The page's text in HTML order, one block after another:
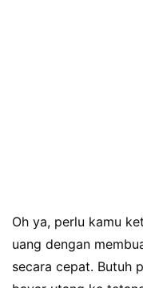
Oh ya, perlu kamu
uang dengan
secara cepat. Butuh